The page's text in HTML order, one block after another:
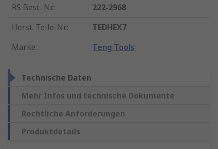
RS Best.-Nr.:
222-2968
Herst. Teile-Nr.:
TEDHEX7
Marke: Teng Tools
Technische Daten
Mehr Infos und technische Dokumente
Rechtliche Anforderungen
Produktdetails